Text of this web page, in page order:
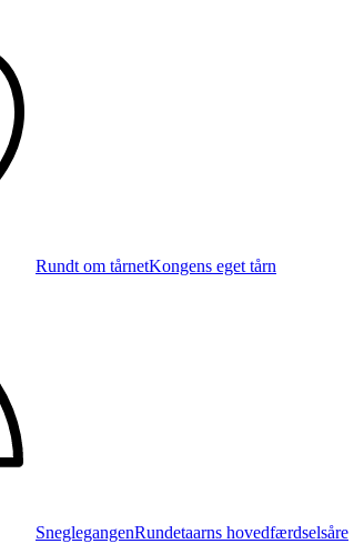
Rundt om tårnetKongens eget tårn
SneglegangenRundetaarns hovedfærdselsåre